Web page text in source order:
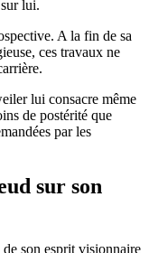
lui.
A la fin de sa
ces travaux ne
lui consacre même
de postérité que
par les
sur son
son esprit visionnaire